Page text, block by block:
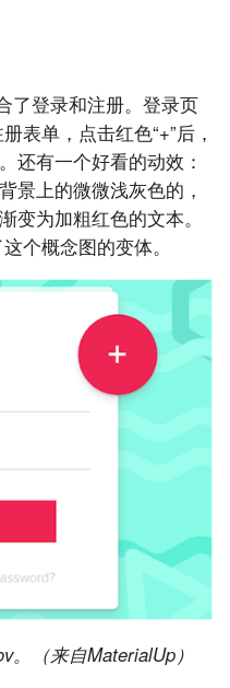
了登录和注册。登录页
表单，点击红色“+”后，
还有一个好看的动效：
景上的微微浅灰色的，
变为加粗红色的文本。
个概念图的变体。
（来自MaterialUp）